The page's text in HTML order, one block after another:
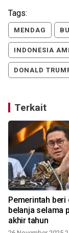
Tags:
MENDAG
INDONESIA
DONALD
Terkait
Pemerintah beri
belanja selama
akhir tahun